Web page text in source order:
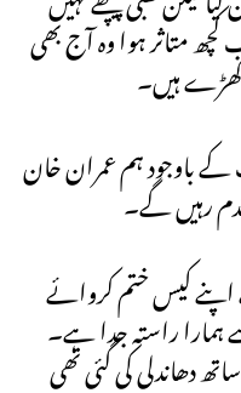
متاثر ہوا وہ آج بھی
ہیں۔
کے باوجود ہم عمران خان
رہیں گے۔
اپنے کیس ختم کروائے
راستہ جدا ہے۔
دھاندلی کی گئی تھی